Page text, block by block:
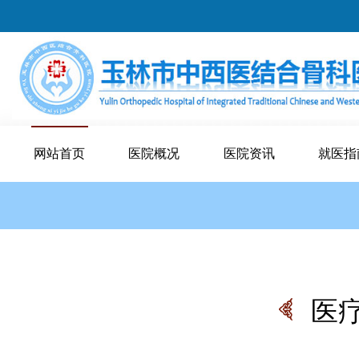
网站首页 医院概况 医院资讯 就医
医